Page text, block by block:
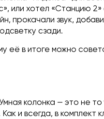
или хотел «Станцию 2»
прокачали звук,
сзади.
её в итоге можно
колонка — это не
и всегда, в комплект